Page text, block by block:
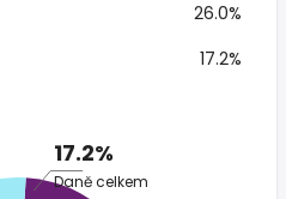
26.0%
17.2%
17.2%
Daně celkem